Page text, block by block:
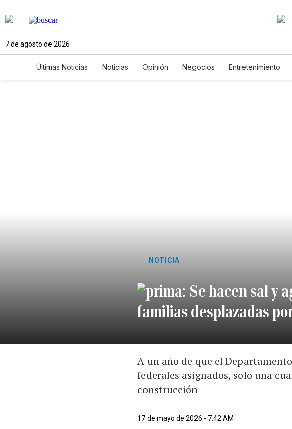
7 de agosto de 2026
Últimas Noticias Noticias Opinión Negocios Entretenimiento
NOTICIA
Se hacen sal y
familias desplazadas
A un año de que el
federales asignados, solo una
construcción
17 de mayo de 2026 - 7:42 AM